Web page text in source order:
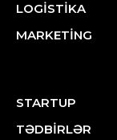
LOGİSTİKA
MARKETİNG
STARTUP
TƏDBİRLƏR